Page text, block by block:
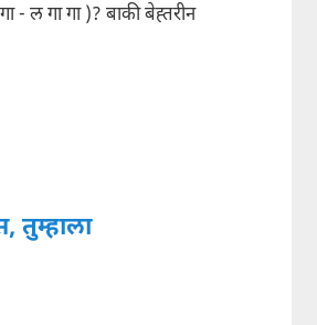
- ल गा गा )? बाकी बेह्तरीन
तुम्हाला